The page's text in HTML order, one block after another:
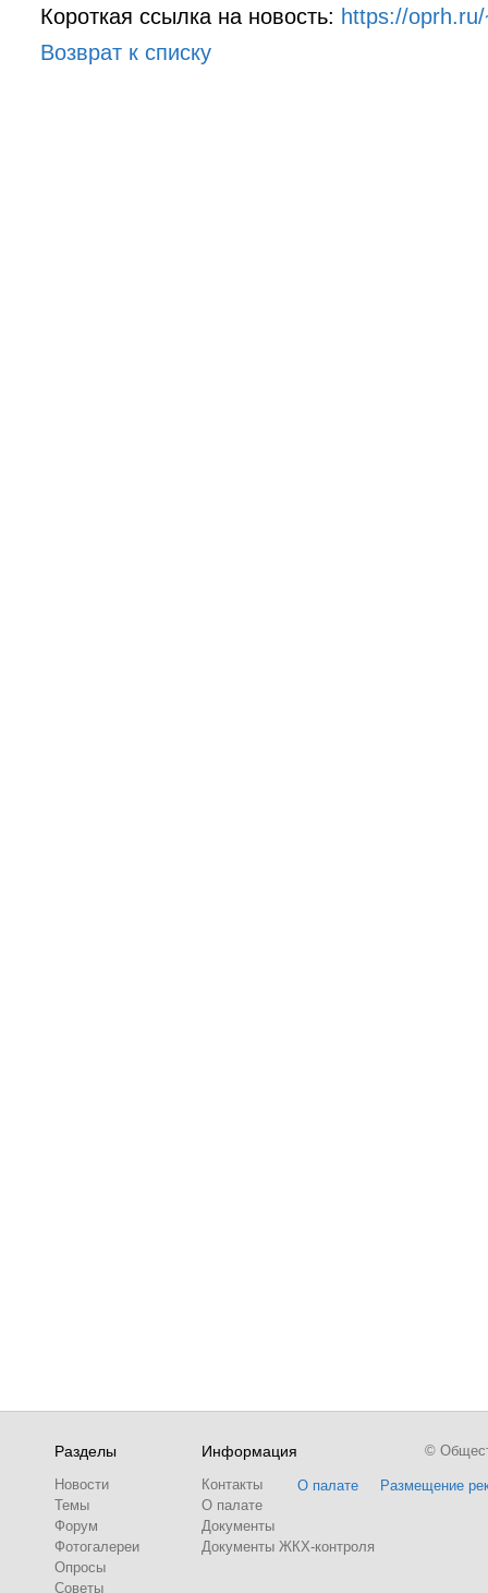
Короткая ссылка на новость: https://
Возврат к списку
Разделы
Новости
Темы
Форум
Фотогалереи
Опросы
Советы
Информация
Контакты
О палате
Документы
Документы ЖКХ-контроля
О палате Размещение
©